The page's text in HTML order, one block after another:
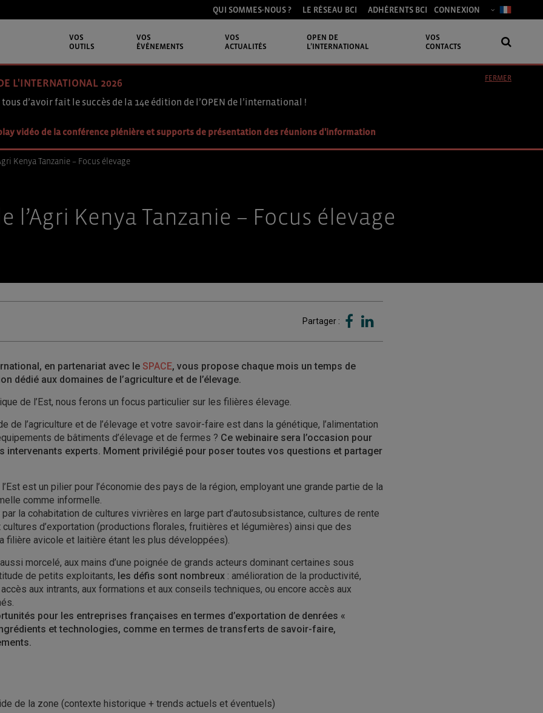
QUI SOMMES-NOUS ? LE RÉSEAU BCI ADHÉRENTS BCI CONNEXION
VOS
OUTILS
VOS
ÉVÉNEMENTS
VOS
ACTUALITÉS
OPEN DE
L’INTERNATIONAL
VOS
CONTACTS
L'INTERNATIONAL 2026
d’avoir fait le succès de la 14e édition de l’OPEN de l’international !
vidéo de la conférence plénière et supports de présentation des réunions d'information
FERMER
Kenya Tanzanie – Focus élevage
l’Agri Kenya Tanzanie – Focus élevage
Partager :
en partenariat avec le SPACE, vous propose chaque mois un temps de
dédié aux domaines de l’agriculture et de l’élevage.
de l’Est, nous ferons un focus particulier sur les filières élevage.
de l’agriculture et de l’élevage et votre savoir-faire est dans la génétique, l’alimentation
de bâtiments d’élevage et de fermes ? Ce webinaire sera l’occasion pour
intervenants experts. Moment privilégié pour poser toutes vos questions et partager
est un pilier pour l’économie des pays de la région, employant une grande partie de la
comme informelle.
la cohabitation de cultures vivrières en large part d’autosubsistance, cultures de rente
d’exportation (productions florales, fruitières et légumières) ainsi que des
filière avicole et laitière étant les plus développées).
morcelé, aux mains d’une poignée de grands acteurs dominant certaines sous
de petits exploitants, les défis sont nombreux: amélioration de la productivité,
aux intrants, aux formations et aux conseils techniques, ou encore accès aux
pour les entreprises françaises en termes d’exportation de denrées «
et technologies, comme en termes de transferts de savoir-faire,
de la zone (contexte historique + trends actuels et éventuels)